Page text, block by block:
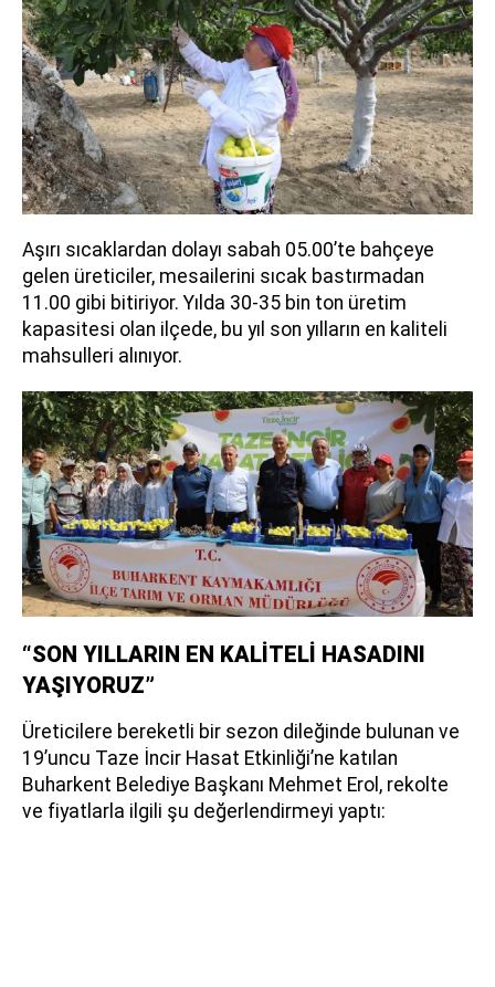
Aşırı sıcaklardan dolayı sabah 05.00’te bahçeye
gelen üreticiler, mesailerini sıcak bastırmadan
11.00 gibi bitiriyor. Yılda 30-35 bin ton üretim
kapasitesi olan ilçede, bu yıl son yılların en kaliteli
mahsulleri alınıyor.
“SON YILLARIN EN KALİTELİ HASADINI
YAŞIYORUZ”
Üreticilere bereketli bir sezon dileğinde bulunan ve
19’uncu Taze İncir Hasat Etkinliği’ne katılan
Buharkent Belediye Başkanı Mehmet Erol, rekolte
ve fiyatlarla ilgili şu değerlendirmeyi yaptı: